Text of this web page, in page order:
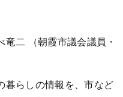
竜二
（朝霞市議会議員・
暮らしの情報を、市など